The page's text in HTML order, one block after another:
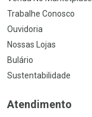
Trabalhe Conosco
Ouvidoria
Nossas Lojas
Bulário
Sustentabilidade
Atendimento